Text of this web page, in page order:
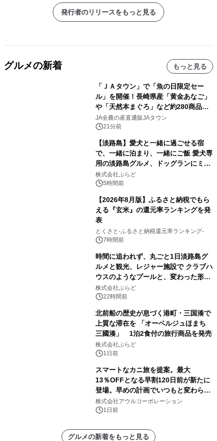
発行者のリリースをもっと見る
グルメの新着 もっと見る
「ＪＡタウン」で「魚の日限定セー
ル」を開催！長崎県産「黄金あなご」
や「天然本まぐろ」など約280商品を
販売！～毎月１０日の定例企画～
JA全農の産直通販JAタウン
21分前
【淡路島】愛犬と一緒に過ごせる宿
で、一緒に泊まり、一緒にご飯 愛犬専
用の淡路島グルメ、ドッグランにミニ
プール グランピングとトレーラーハウ
スの2施設で
株式会社ぷらど
5時間前
【2026年8月版】ふるさと納税でもら
える『玄米』の還元率ランキングを発
表
とくさと-ふるさと納税還元率ランキング-
7時間前
時間に追われず、丸ごと1日淡路島グ
ルメと観光、レジャー施設で クラブハ
ウスのようなプールと、変わった形の
サウナも 「THE BOXY AWAJI」のお
得な素泊まり連泊プランで
株式会社ぷらど
22時間前
北前船の歴史が息づく港町・三国湊で
上質な滞在を 「オーベルジュほまち
三國湊」 1泊2食付の旅行商品を発売
株式会社ぷらど
1日前
スマートなカニ旅を提案。最大
13％OFFとなる早割120日前が新たに
登場。早めの計画でいつもと変わらぬ
大人の冬旅を。ー夕日ヶ浦温泉「佳松
苑 別邸ふうか」ー
株式会社アウルコーポレーション
1日前
グルメの新着をもっと見る